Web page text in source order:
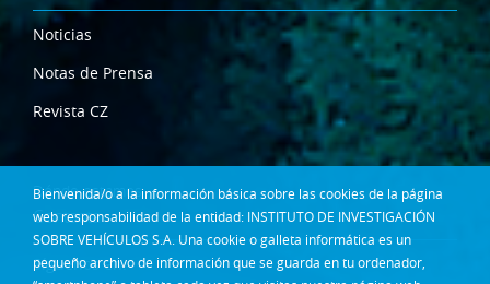
Bienvenida/o a la información básica sobre las cookies de la página
web responsabilidad de la entidad: INSTITUTO DE INVESTIGACIÓN
SOBRE VEHÍCULOS S.A. Una cookie o galleta informática es un
pequeño archivo de información que se guarda en tu ordenador,
Noticias
Notas de Prensa
Revista CZ
Dónde estamos
Contacta
Síguenos en: